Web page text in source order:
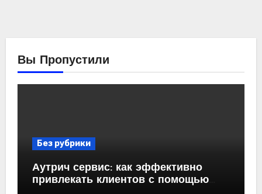
Вы Пропустили
Без рубрики
Аутрич сервис: как эффективно
привлекать клиентов с помощью